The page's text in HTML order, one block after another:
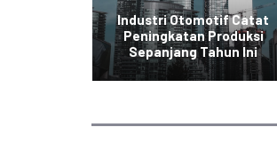
Industri Otomotif Catat
Peningkatan Produksi
Sepanjang Tahun Ini